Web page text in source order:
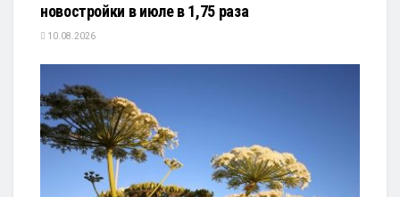
новостройки в июле в 1,75 раза
10.08.2026